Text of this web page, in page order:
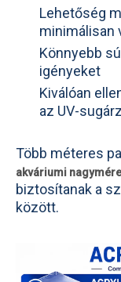
Lehetőség
minimálisan
Könnyebb
igényeket
Kiválóan
az UV-
Több méteres
akváriumi
biztosítanak a
között.